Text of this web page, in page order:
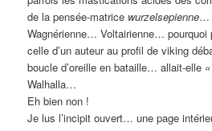
de la pensée-matrice wurzelsepienne…
Wagnérienne… Voltairienne…
celle d’un auteur au profil de viking
boucle d’oreille en bataille… allait-elle
Walhalla…
Eh bien non !
Je lus l’incipit ouvert… une page